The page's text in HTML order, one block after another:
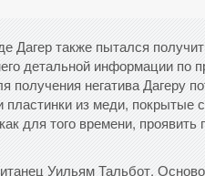
также пытался
детальной информации по
получения негатива Дагеру
пластинки из меди, покрытые
для того времени,
Уильям Тальбот.